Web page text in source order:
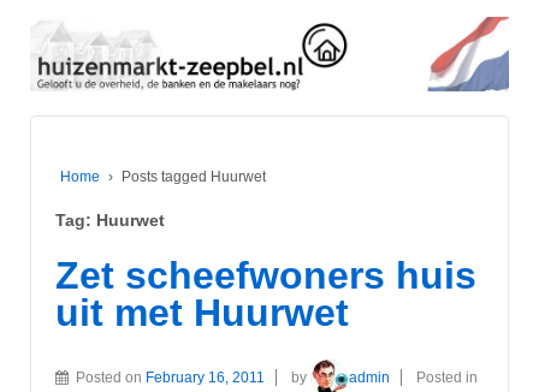
Home › Posts tagged Huurwet
Tag: Huurwet
Zet scheefwoners huis
uit met Huurwet
Posted on February 16, 2011 by admin
Posted in